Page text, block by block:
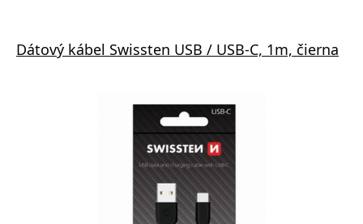
Dátový kábel Swissten USB / USB-C, 1m, čierna